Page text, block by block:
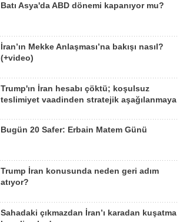
Batı Asya'da ABD dönemi kapanıyor mu?
İran’ın Mekke Anlaşması’na bakışı nasıl?
(+video)
Trump'ın İran hesabı çöktü; koşulsuz
teslimiyet vaadinden stratejik aşağılanmaya
Bugün 20 Safer: Erbain Matem Günü
Trump İran konusunda neden geri adım
atıyor?
Sahadaki çıkmazdan İran’ı karadan kuşatma